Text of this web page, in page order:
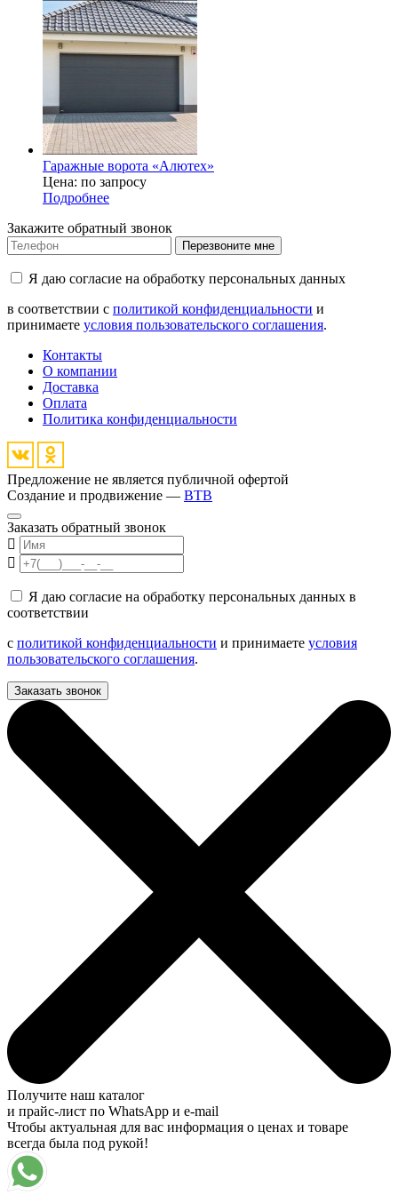
Гаражные ворота «Алютех»
Цена: по запросу
Подробнее
Закажите обратный звонок
Перезвоните мне
Я даю согласие на обработку персональных данных
в соответствии с политикой конфиденциальности и
принимаете условия пользовательского соглашения.
Контакты
О компании
Доставка
Оплата
Политика конфиденциальности
Предложение не является публичной офертой
Создание и продвижение — BTB
Заказать обратный звонок
Я даю согласие на обработку персональных данных в
соответствии
с политикой конфиденциальности и принимаете условия
пользовательского соглашения.
Заказать звонок
Получите наш каталог
и прайс-лист по WhatsApp и e-mail
Чтобы актуальная для вас информация о ценах и товаре
всегда была под рукой!